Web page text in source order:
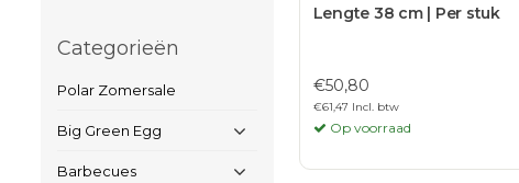
Categorieën
Polar Zomersale
Big Green Egg
Barbecues
Lengte 38 cm | Per stuk
€50,80
€61,47 Incl. btw
Op voorraad